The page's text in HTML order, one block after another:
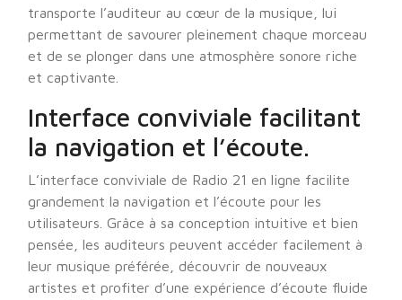
transporte l’auditeur au cœur de la musique, lui
permettant de savourer pleinement chaque morceau
et de se plonger dans une atmosphère sonore riche
et captivante.
Interface conviviale facilitant
la navigation et l’écoute.
L’interface conviviale de Radio 21 en ligne facilite
grandement la navigation et l’écoute pour les
utilisateurs. Grâce à sa conception intuitive et bien
pensée, les auditeurs peuvent accéder facilement à
leur musique préférée, découvrir de nouveaux
artistes et profiter d’une expérience d’écoute fluide